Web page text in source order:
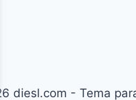
diesl.com - Tema